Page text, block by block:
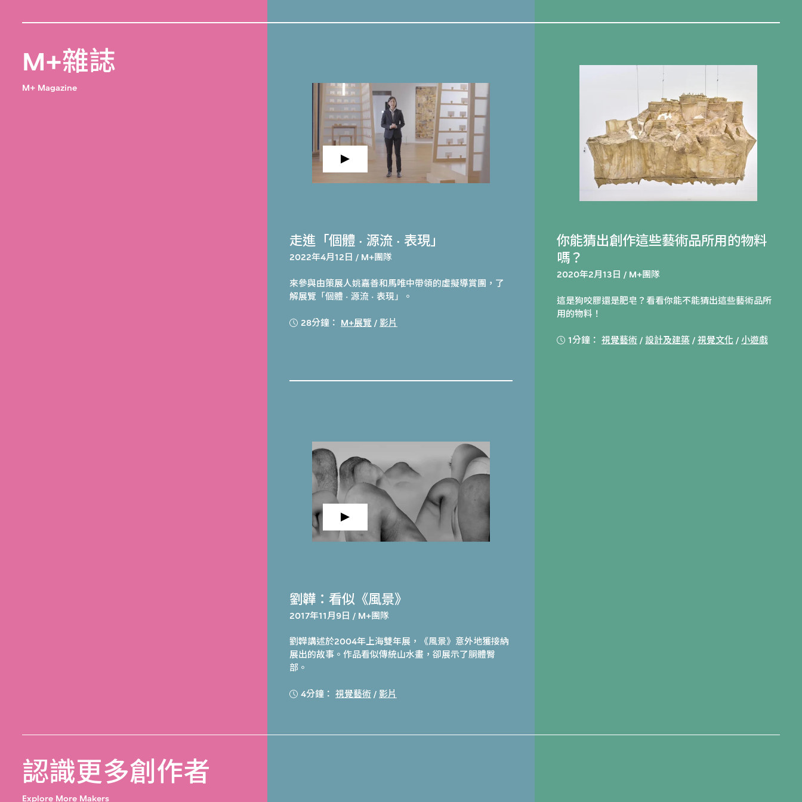
M+雜誌
M+ Magazine
走進「個體 · 源流 · 表現」
2022年4月12日 / M+團隊
來參與由策展人姚嘉善和馬唯中帶領的虛擬導賞團，了
解展覽「個體 · 源流 · 表現」。
28分鐘： M+展覽 / 影片
你能猜出創作這些藝術品所用的物料
嗎？
2020年2月13日 / M+團隊
這是狗咬膠還是肥皂？看看你能不能猜出這些藝術品所
用的物料！
1分鐘： 視覺藝術/ 設計及建築/ 視覺文化 / 小遊戲
劉韡：看似《風景》
2017年11月9日 / M+團隊
劉韡講述於2004年上海雙年展，《風景》意外地獲接納
展出的故事。作品看似傳統山水畫，卻展示了胴體臀
部。
4分鐘： 視覺藝術/ 影片
認識更多創作者
Explore More Makers